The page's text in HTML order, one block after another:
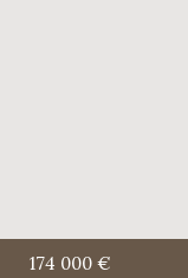
174 000 €